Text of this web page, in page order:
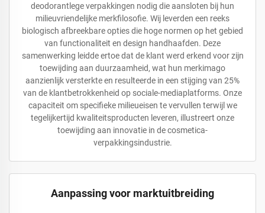
deodorantlege verpakkingen nodig die aansloten bij hun
milieuvriendelijke merkfilosofie. Wij leverden een reeks
biologisch afbreekbare opties die hoge normen op het gebied
van functionaliteit en design handhaafden. Deze
samenwerking leidde ertoe dat de klant werd erkend voor zijn
toewijding aan duurzaamheid, wat hun merkimago
aanzienlijk versterkte en resulteerde in een stijging van 25%
van de klantbetrokkenheid op sociale-mediaplatforms. Onze
capaciteit om specifieke milieueisen te vervullen terwijl we
tegelijkertijd kwaliteitsproducten leveren, illustreert onze
toewijding aan innovatie in de cosmetica-
verpakkingsindustrie.
Aanpassing voor marktuitbreiding